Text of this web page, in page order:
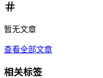
暂无文章
查看全部文章
相关标签